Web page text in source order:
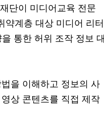
단이 미디어교육 전문
약계층 대상 미디어 리터
통한 허위 조작 정보 대
을 이해하고 정보의 사
상 콘텐츠를 직접 제작